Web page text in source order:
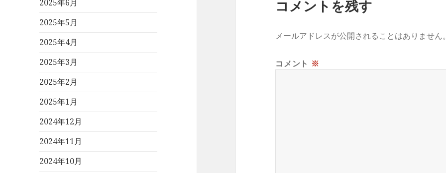
2025年6月
2025年5月
2025年4月
2025年3月
2025年2月
2025年1月
2024年12月
2024年11月
2024年10月
コメントを残す
メールアドレスが公開されることはありません。
コメント ※